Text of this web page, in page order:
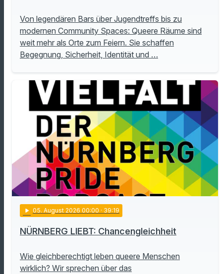
Von legendären Bars über Jugendtreffs bis zu
modernen Community Spaces: Queere Räume sind
weit mehr als Orte zum Feiern. Sie schaffen
Begegnung, Sicherheit, Identität und …
play_arrow 05. August 2026 00:00 · 39:19
NÜRNBERG LIEBT: Chancengleichheit
Wie gleichberechtigt leben queere Menschen
wirklich? Wir sprechen über das